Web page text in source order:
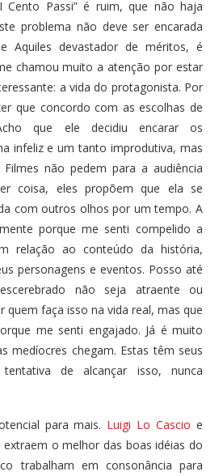
Passi” é ruim, que não haja
problema não deve ser encarada
Aquiles devastador de méritos, é
chamou muito a atenção por estar
a vida do protagonista. Por
que concordo com as escolhas de
que ele decidiu encarar os
infeliz e um tanto improdutiva, mas
não pedem para a audiência
coisa, eles propõem que ela se
com outros olhos por um tempo. A
porque me senti compelido a
relação ao conteúdo da história,
personagens e eventos. Posso até
não seja atraente ou
quem faça isso na vida real, mas que
me senti engajado. Já é muito
medíocres chegam. Estas têm seus
de alcançar isso, nunca
para mais. Luigi Lo Cascio e
extraem o melhor das boas idéias do
trabalham em consonância para